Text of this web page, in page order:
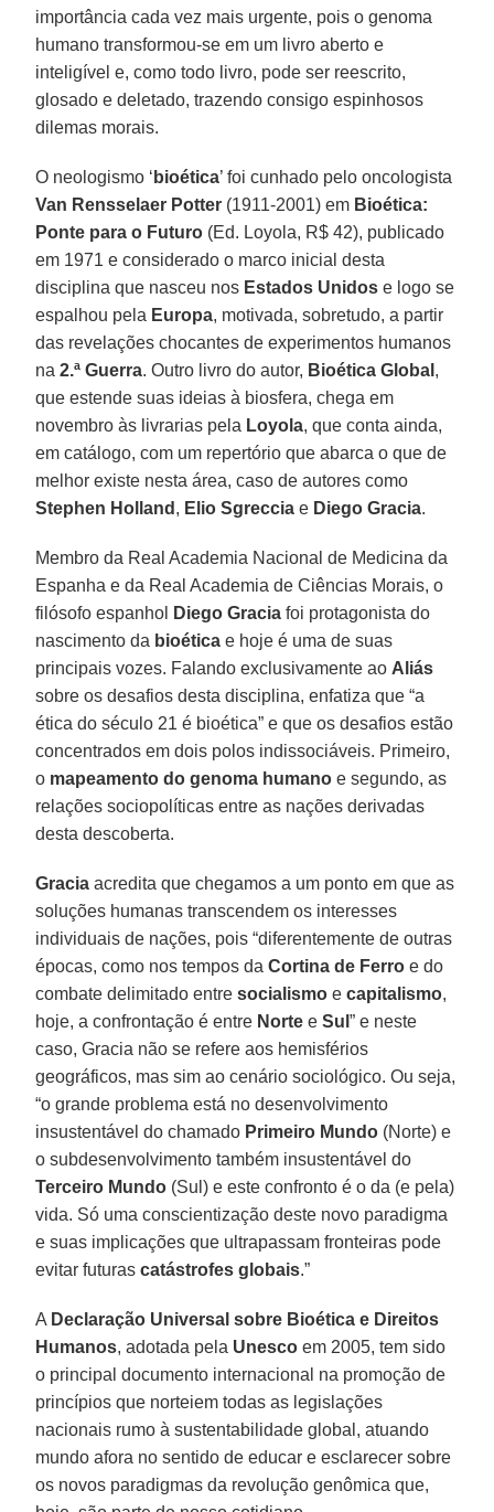
importância cada vez mais urgente, pois o genoma
humano transformou-se em um livro aberto e
inteligível e, como todo livro, pode ser reescrito,
glosado e deletado, trazendo consigo espinhosos
dilemas morais.
O neologismo ‘ bioética’ foi cunhado pelo oncologista
Van Rensselaer Potter (1911-2001) em Bioética:
Ponte para o Futuro (Ed. Loyola, R$ 42), publicado
em 1971 e considerado o marco inicial desta
disciplina que nasceu nos Estados Unidos e logo se
espalhou pela Europa, motivada, sobretudo, a partir
das revelações chocantes de experimentos humanos
na2.ª Guerra. Outro livro do autor, Bioética Global ,
que estende suas ideias à biosfera, chega em
novembro às livrarias pela Loyola, que conta ainda,
em catálogo, com um repertório que abarca o que de
melhor existe nesta área, caso de autores como
Stephen Holland , Elio Sgreccia e Diego Gracia.
Membro da Real Academia Nacional de Medicina da
Espanha e da Real Academia de Ciências Morais, o
filósofo espanhol
Diego Gracia foi protagonista do
nascimento da bioética e hoje é uma de suas
principais vozes. Falando exclusivamente ao Aliás
sobre os desafios desta disciplina, enfatiza que “a
ética do século 21 é bioética” e que os desafios estão
concentrados em dois polos indissociáveis. Primeiro,
o mapeamento do genoma humano e segundo, as
relações sociopolíticas entre as nações derivadas
desta descoberta.
Gracia acredita que chegamos a um ponto em que as
soluções humanas transcendem os interesses
individuais de nações, pois “diferentemente de outras
épocas, como nos tempos daCortina de Ferro e do
combate delimitado entresocialismo ecapitalismo,
hoje, a confrontação é entre Norte eSul” e neste
caso, Gracia não se refere aos hemisférios
geográficos, mas sim ao cenário sociológico. Ou seja,
“o grande problema está no desenvolvimento
insustentável do chamado Primeiro Mundo (Norte) e
o subdesenvolvimento também insustentável do
Terceiro Mundo (Sul) e este confronto é o da (e pela)
vida. Só uma conscientização deste novo paradigma
e suas implicações que ultrapassam fronteiras pode
evitar futurascatástrofes globais.”
A Declaração Universal sobre Bioética e Direitos
Humanos, adotada pela Unesco em 2005, tem sido
o principal documento internacional na promoção de
princípios que norteiem todas as legislações
nacionais rumo à sustentabilidade global, atuando
mundo afora no sentido de educar e esclarecer sobre
os novos paradigmas da revolução genômica que,